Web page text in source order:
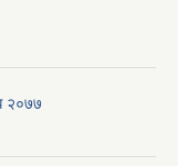
२०७७